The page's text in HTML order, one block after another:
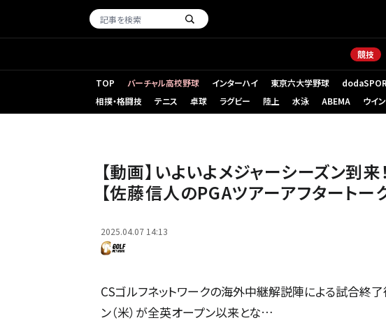
競技
TOP バーチャル高校野球 インターハイ 東京六大学野球 （新しいタブ
相撲・格闘技
テニス 卓球 ラグビー 陸上 水泳 ABEMA ウイ
【動画】いよいよメジャーシーズン到
【佐藤信人のPGAツアーアフタートー
2025.04.07 14:13
CSゴルフネットワークの海外中継解説陣による試合終了
ン（米）が全英オープン以来とな…